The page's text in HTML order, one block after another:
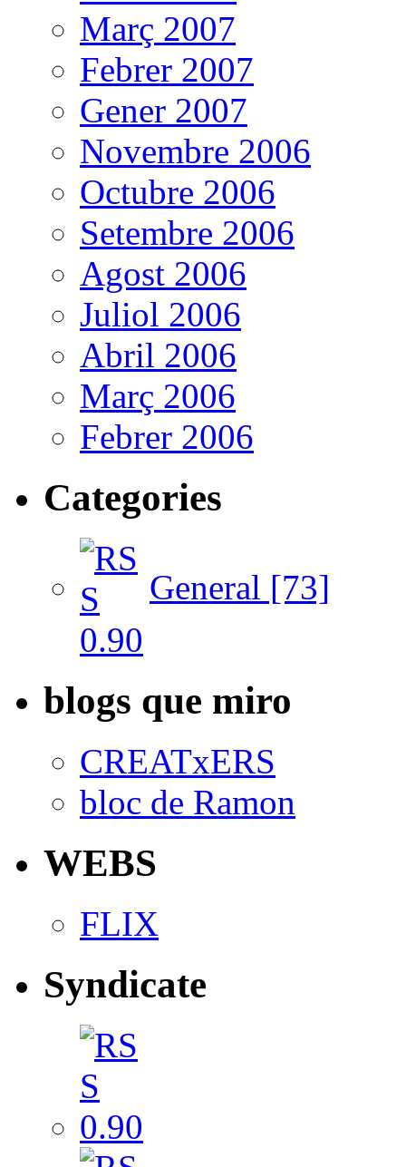
Març 2007
Febrer 2007
Gener 2007
Novembre 2006
Octubre 2006
Setembre 2006
Agost 2006
Juliol 2006
Abril 2006
Març 2006
Febrer 2006
Categories
General [73]
blogs que miro
CREATxERS
bloc de Ramon
WEBS
FLIX
Syndicate